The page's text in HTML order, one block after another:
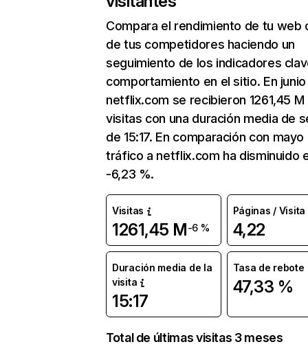
Compara el rendimiento de tu web
de tus competidores haciendo un
seguimiento de los indicadores
comportamiento en el sitio. En junio
netflix.com se recibieron 1261,45 M
visitas con una duración media de
de 15:17. En comparación con mayo
tráfico a netflix.com ha disminuido
-6,23 %.
Visitas
1261,45 M-6 %
Páginas / Visita
4,22
Duración media de la
visita
15:17
Tasa de rebote
47,33 %
Total de últimas visitas 3 meses